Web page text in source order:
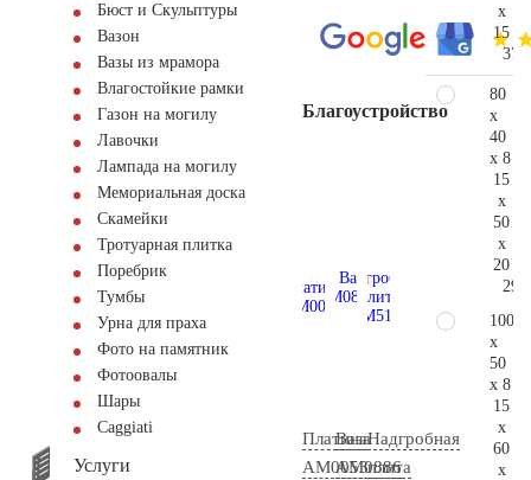
Бюст и Скульптуры
Вазон
Вазы из мрамора
Влагостойкие рамки
Газон на могилу
Лавочки
Лампада на могилу
Мемориальная доска
Скамейки
Тротуарная плитка
Поребрик
Тумбы
Урна для праха
Фото на памятник
Фотоовалы
Шары
Сaggiati
Услуги
Благоустройство
Платина
AM0053
Ваза
AM0886
Надгробная
плита
x
15
80
x
40
x 8
15
x
50
x
20
100
x
50
x 8
15
x
60
x